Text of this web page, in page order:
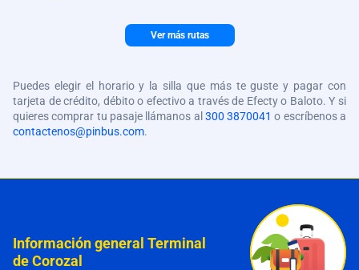
Ver más rutas
Puedes elegir el horario y la silla que más te guste y pagar con
tarjeta de crédito, débito o efectivo a través de Efecty o Baloto. Y si
quieres comprar tu pasaje llámanos al 300 3870041 o escríbenos a
contactenos@pinbus.com.
Información general Terminal
de Corozal